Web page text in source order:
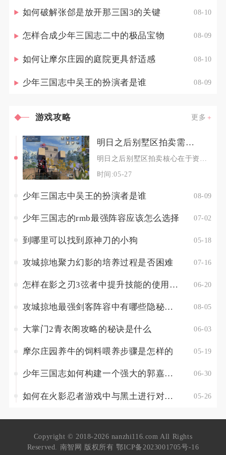
如何破解张郃是放开那三国3的关键 08-10
怎样合成少年三国志二中的极品宝物 08-09
如何让摩尔庄园的庭院更具舒适感 08-10
少年三国志中吴王的扮演者是谁 08-09
游戏攻略 更多
明日之后别墅区拍卖需要注意哪些事项
明日之后别墅区拍卖核心在于资金规划、地基选址、出价节奏、规则吃透与后续权益维护，五大要点缺
时间:05-27
少年三国志中吴王的扮演者是谁 08-09
少年三国志的rmb最强阵容应该怎么选择 07-02
到哪里可以找到原神刀的小狗 05-18
攻城掠地聚力幻影的培养过程是否困难 07-16
怎样在影之刃3弦者中提升技能的使用效果 06-20
攻城掠地最强剑客阵容中有哪些隐秘玩法 08-05
大掌门2青衣阁攻略的秘诀是什么 06-03
摩尔庄园养牛的饲料喂养步骤是怎样的 05-19
少年三国志如何构建一个强大的郭嘉单金阵容 06-30
如何在火影忍者游戏中与黑土进行对线交战 05-26
Copyright © 2018-2026 nanzhi116.com All Rights
Reserved. 南智网 版权所有 鄂ICP备2023001705号-16